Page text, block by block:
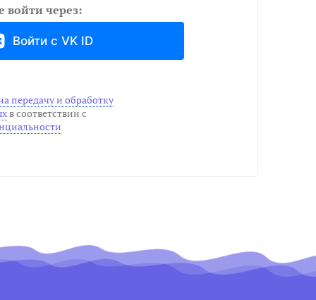
через:
Войти с VK ID
передачу и обработку
в соответствии с